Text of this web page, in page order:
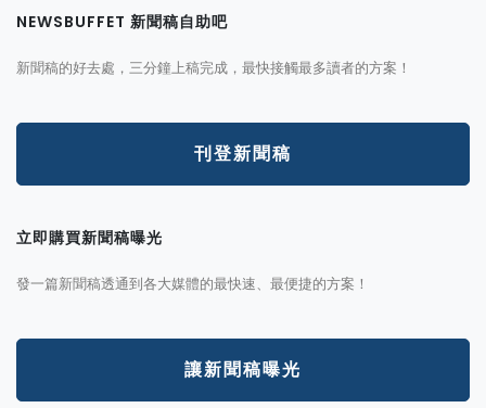
NEWSBUFFET 新聞稿自助吧
新聞稿的好去處，三分鐘上稿完成，最快接觸最多讀者的方案！
刊登新聞稿
立即購買新聞稿曝光
發一篇新聞稿透通到各大媒體的最快速、最便捷的方案！
讓新聞稿曝光